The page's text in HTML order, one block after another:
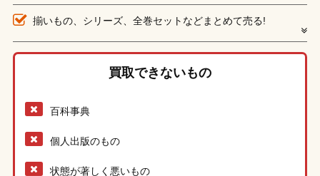
揃いもの、シリーズ、全巻セットなどまとめて売る!
買取できないもの
百科事典
個人出版のもの
状態が著しく悪いもの